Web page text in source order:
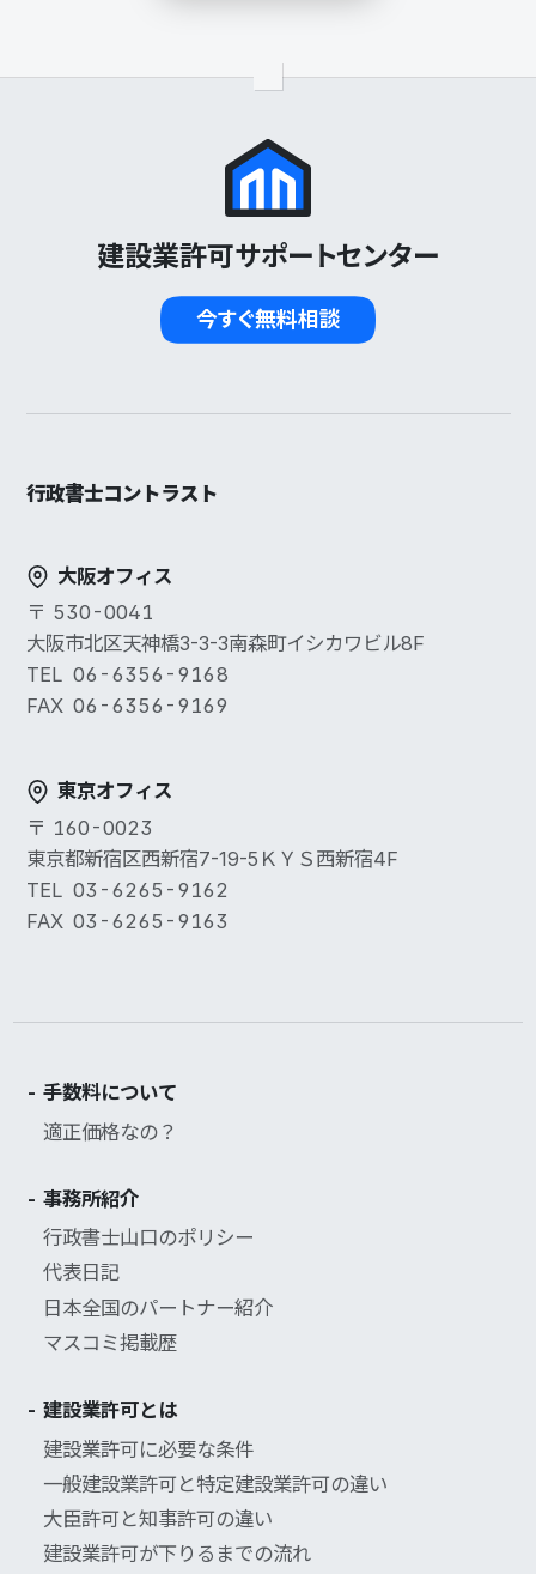
建設業許可サポートセンター
今すぐ無料相談
行政書士コントラスト
大阪オフィス
530-0041
大阪市北区天神橋3-3-3南森町イシカワビル8F
06-6356-9168
06-6356-9169
東京オフィス
160-0023
東京都新宿区西新宿7-19-5ＫＹＳ西新宿4F
03-6265-9162
03-6265-9163
手数料について
適正価格なの？
事務所紹介
行政書士山口のポリシー
代表日記
日本全国のパートナー紹介
マスコミ掲載歴
建設業許可とは
建設業許可に必要な条件
一般建設業許可と特定建設業許可の違い
大臣許可と知事許可の違い
建設業許可が下りるまでの流れ